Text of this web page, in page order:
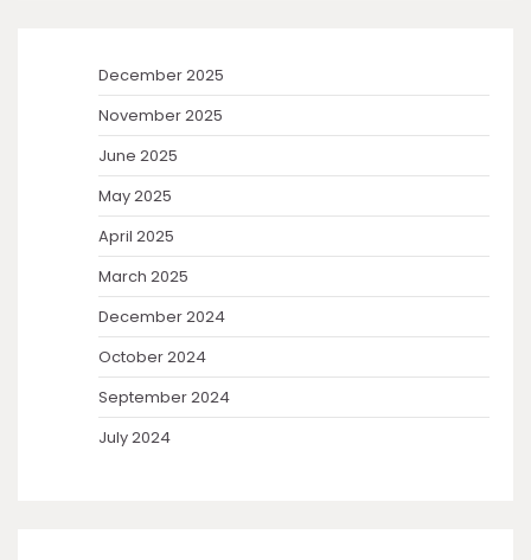
December 2025
November 2025
June 2025
May 2025
April 2025
March 2025
December 2024
October 2024
September 2024
July 2024